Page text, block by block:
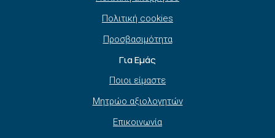
Πολιτική cookies
Προσβασιμότητα
Για Εμάς
Ποιοι είμαστε
Μητρώο αξιολογητών
Επικοινωνία